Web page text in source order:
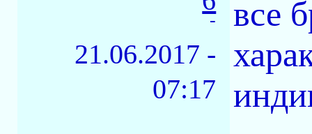
-
21.06.2017 -
07:17
все